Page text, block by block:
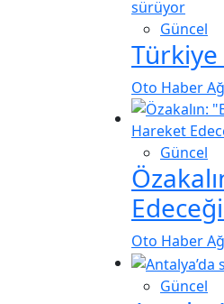
Güncel
Türkiye
Oto Haber
Güncel
Oto Haber
Güncel